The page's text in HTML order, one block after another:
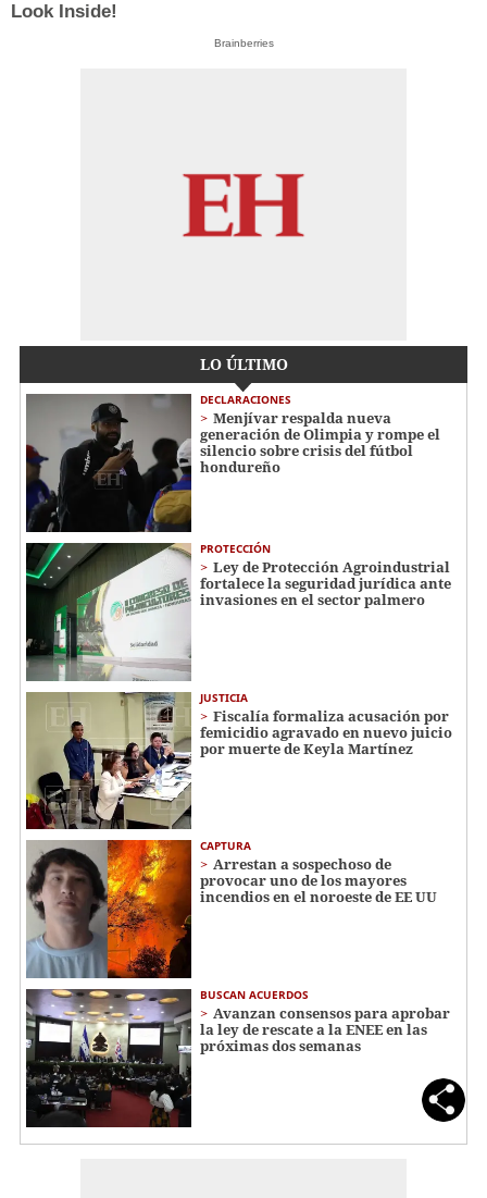
Look Inside!
Brainberries
LO ÚLTIMO
DECLARACIONES
Menjívar respalda nueva
generación de Olimpia y rompe el
silencio sobre crisis del fútbol
hondureño
PROTECCIÓN
Ley de Protección Agroindustrial
fortalece la seguridad jurídica ante
invasiones en el sector palmero
JUSTICIA
Fiscalía formaliza acusación por
femicidio agravado en nuevo juicio
por muerte de Keyla Martínez
CAPTURA
Arrestan a sospechoso de
provocar uno de los mayores
incendios en el noroeste de EE UU
BUSCAN ACUERDOS
Avanzan consensos para aprobar
la ley de rescate a la ENEE en las
próximas dos semanas